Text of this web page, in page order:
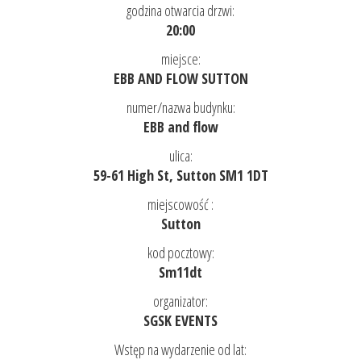
godzina otwarcia drzwi:
20:00
miejsce:
EBB AND FLOW SUTTON
numer/nazwa budynku:
EBB and flow
ulica:
59-61 High St, Sutton SM1 1DT
miejscowość :
Sutton
kod pocztowy:
Sm11dt
organizator:
SGSK EVENTS
Wstęp na wydarzenie od lat: